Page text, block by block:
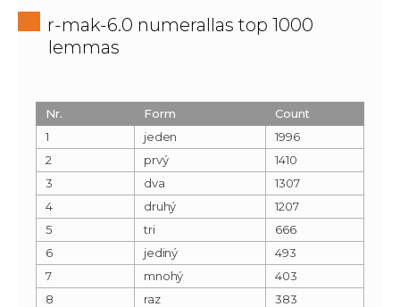
r-mak-6.0 numerallas top 1000
lemmas
Nr. Form
Count
1
jeden
1996
2
prvý
1410
3
dva
1307
4
druhý
1207
5
tri
666
6
jediný
493
7
mnohý
403
8
raz
383